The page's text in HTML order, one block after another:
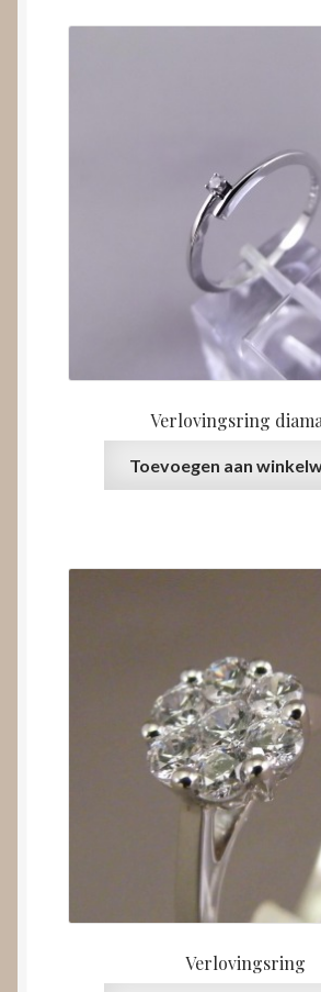
Verlovingsring
Toevoegen aan
Verlovingsring